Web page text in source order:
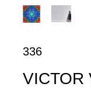
336
VICTOR